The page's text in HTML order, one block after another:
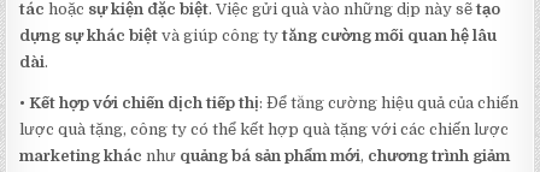
tác hoặc sự kiện đặc biệt. Việc gửi quà vào những dịp này sẽtạo
dựng sự khác biệt và giúp công tytăng cường mối quan hệ lâu
dài.
•Kết hợp với chiến dịch tiếp thị: Để tăng cường hiệu quả của chiến
lược quà tặng, công ty có thể kết hợp quà tặng với các chiến lược
marketing khác như quảng bá sản phẩm mới, chương trình giảm